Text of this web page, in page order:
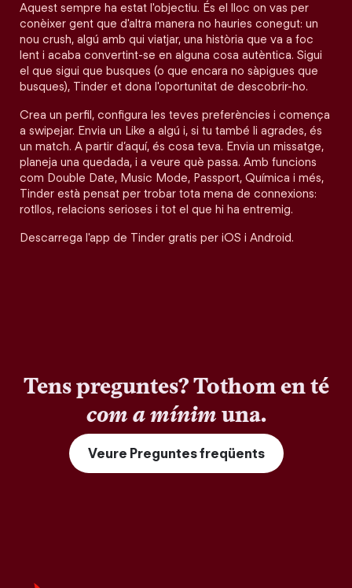
Aquest sempre ha estat l'objectiu. És el lloc on vas per
conèixer gent que d'altra manera no hauries conegut: un
nou crush, algú amb qui viatjar, una història que va a foc
lent i acaba convertint-se en alguna cosa autèntica. Sigui
el que sigui que busques (o que encara no sàpigues que
busques), Tinder et dona l'oportunitat de descobrir-ho.
Crea un perfil, configura les teves preferències i comença
a swipejar. Envia un Like a algú i, si tu també li agrades, és
un match. A partir d’aquí, és cosa teva. Envia un missatge,
planeja una quedada, i a veure què passa. Amb funcions
com Double Date, Music Mode, Passport, Química i més,
Tinder està pensat per trobar tota mena de connexions:
rotllos, relacions serioses i tot el que hi ha entremig.
Descarrega l'app de Tinder gratis per iOS i Android.
Tens preguntes? Tothom en té
com a mínimuna.
Veure Preguntes freqüents